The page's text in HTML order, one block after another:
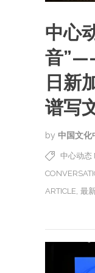
中心
音
日新
谱写
by 中国文化
中心动态
ARTICLE 最